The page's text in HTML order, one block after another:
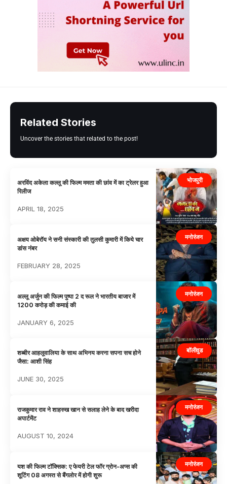
Related Stories
Uncover the stories that related to the post!
भोजपुरी
अरविंद अकेला कल्लू की फिल्म ममता की छांव में का ट्रेलर हुआ
रिलीज
APRIL 18, 2025
मनोरंजन
अक्षय ओबेरॉय ने सनी संस्कारी की तुलसी कुमारी में किये चार
डांस नंबर
FEBRUARY 28, 2025
मनोरंजन
अल्लू अर्जुन की फिल्म पुष्पा 2 द रूल ने भारतीय बाजार में
1200 करोड़ की कमाई की
JANUARY 6, 2025
बॉलीवुड
शब्बीर आहलूवालिया के साथ अभिनय करना सपना सच होने
जैसा: आशी सिंह
JUNE 30, 2025
मनोरंजन
राजकुमार राव ने शाहरुख खान से सलाह लेने के बाद खरीदा
अपार्टमेंट
AUGUST 10, 2024
मनोरंजन
यश की फिल्म टॉक्सिक: ए फेयरी टेल फॉर ग्रोन-अप्स की
शूटिंग 08 अगस्त से बैंगलोर में होगी शुरू